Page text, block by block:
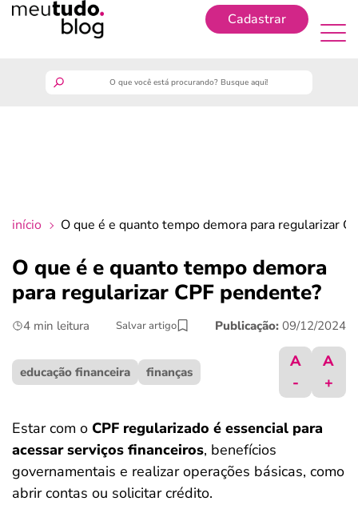
Cadastrar
crédito fácil
últimas notícias
ferramentas
início O que é e quanto tempo demora para regularizar
O que é e quanto tempo demora
para regularizar CPF pendente?
4 min leitura Salvar artigo Publicação: 09/12/2024
educação financeira finanças
A
-
A
+
Estar com o CPF regularizado é essencial para
acessar serviços financeiros, benefícios
governamentais e realizar operações básicas, como
abrir contas ou solicitar crédito.